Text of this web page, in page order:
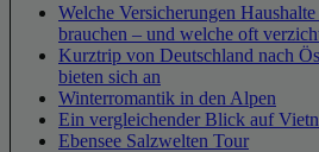
Welche Versicherungen
brauchen – und welche oft
Kurztrip von Deutschland nach
bieten sich an
Winterromantik in den Alpen
Ein vergleichender Blick auf
Ebensee Salzwelten Tour